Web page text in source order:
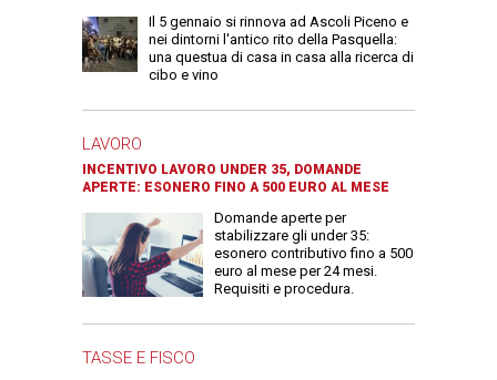
Il 5 gennaio si rinnova ad Ascoli Piceno e
nei dintorni l'antico rito della Pasquella:
una questua di casa in casa alla ricerca di
cibo e vino
LAVORO
INCENTIVO LAVORO UNDER 35, DOMANDE
APERTE: ESONERO FINO A 500 EURO AL MESE
Domande aperte per
stabilizzare gli under 35:
esonero contributivo fino a 500
euro al mese per 24 mesi.
Requisiti e procedura.
TASSE E FISCO